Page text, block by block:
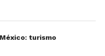
turismo